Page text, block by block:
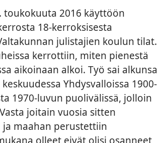
2016 käyttöön
18-kerroksisesta
julistajien koulun tilat.
kerrottiin, miten pienestä
aikoinaan alkoi. Työ sai alkunsa
Yhdysvalloissa 1900-
1970-luvun puolivälissä, jolloin
joitain vuosia sitten
maahan perustettiin
olleet eivät olisi osanneet